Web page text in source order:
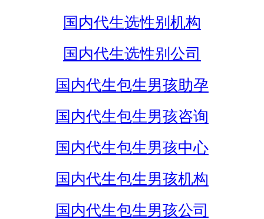
国内代生选性别机构
国内代生选性别公司
国内代生包生男孩助孕
国内代生包生男孩咨询
国内代生包生男孩中心
国内代生包生男孩机构
国内代生包生男孩公司